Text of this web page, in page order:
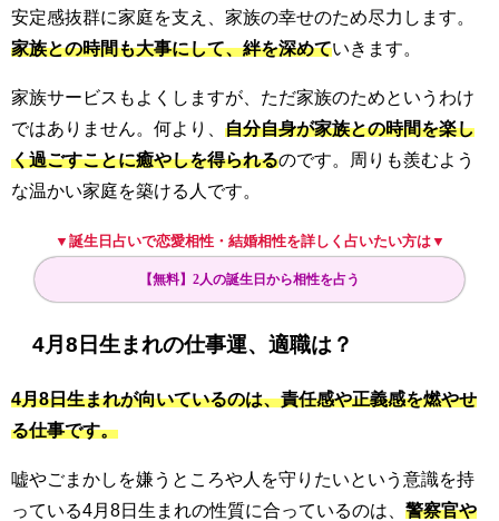
安定感抜群に家庭を支え、家族の幸せのため尽力します。
家族との時間も大事にして、絆を深めていきます。
家族サービスもよくしますが、ただ家族のためというわけ
ではありません。何より、 自分自身が家族との時間を楽し
く過ごすことに癒やしを得られるのです。周りも羨むよう
な温かい家庭を築ける人です。
▼誕生日占いで恋愛相性・結婚相性を詳しく占いたい方は▼
【無料】2人の誕生日から相性を占う
4月8日生まれの仕事運、適職は？
4月8日生まれが向いているのは、責任感や正義感を燃やせ
る仕事です。
嘘やごまかしを嫌うところや人を守りたいという意識を持
っている4月8日生まれの性質に合っているのは、 警察官や